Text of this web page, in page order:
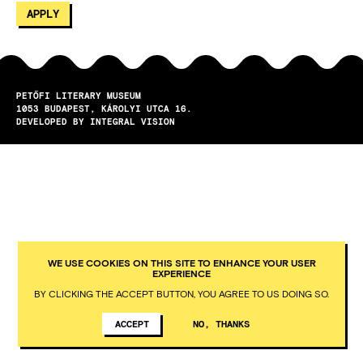
PETŐFI LITERARY MUSEUM
1053
BUDAPEST
KÁROLYI UTCA 16.
DEVELOPED BY INTEGRAL VISION
WE USE COOKIES ON THIS SITE TO ENHANCE YOUR USER
EXPERIENCE
BY CLICKING THE ACCEPT BUTTON, YOU AGREE TO US DOING SO.
ACCEPT NO, THANKS